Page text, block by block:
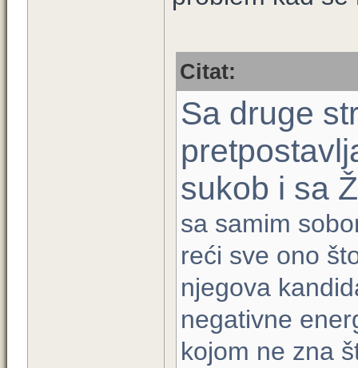
Citat:
Sa druge
sukob i sa
sa samim
reći sve ono
njegova
negativne
kojom ne zna